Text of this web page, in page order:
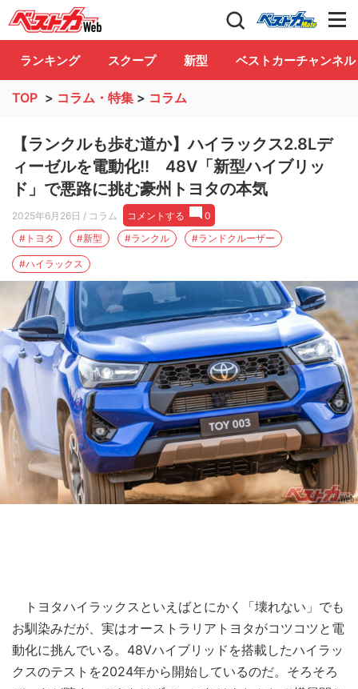
自動車情報誌「ベストカー」 Club
ランキング スクープ 新型 ベストカーチャンネル
TOP > コラム・特集 > コラム
【ランクルも歩む道か】ハイラックス2.8Lデ
ィーゼルを電動化!! 48V「新型ハイブリッ
ド」で悪路に挑む豪州トヨタの本気
2025年6月26日 / コラム コメントする
0
#トヨタ
#新型 #ランクル #ランドクルーザー
#ハイラックス
トヨタハイラックスといえばとにかく「壊れない」でも
お馴染みだが、実はオーストラリアトヨタがコツコツと電
動化に挑んでいる。48Vハイブリッドを搭載したハイラッ
クスのテストを2024年から開始しているのだ。そろそろ